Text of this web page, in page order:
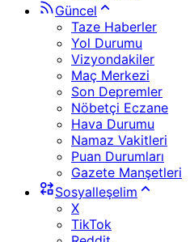
Güncel
Taze Haberler
Yol Durumu
Vizyondakiler
Maç Merkezi
Son Depremler
Nöbetçi Eczane
Hava Durumu
Namaz Vakitleri
Puan Durumları
Gazete Manşetleri
Sosyalleşelim
X
TikTok